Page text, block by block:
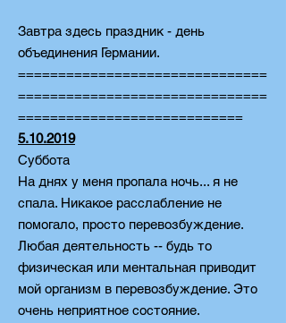
Завтра здесь праздник - день
объединения Германии.
===============================
===============================
============================
5.10.2019
Суббота
На днях у меня пропала ночь... я не
спала. Никакое расслабление не
помогало, просто перевозбуждение.
Любая деятельность -- будь то
физическая или ментальная приводит
мой организм в перевозбуждение. Это
очень неприятное состояние.